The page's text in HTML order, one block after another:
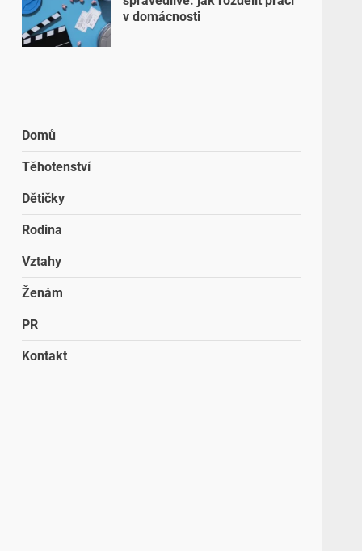
v domácnosti
Domů
Těhotenství
Dětičky
Rodina
Vztahy
Ženám
PR
Kontakt